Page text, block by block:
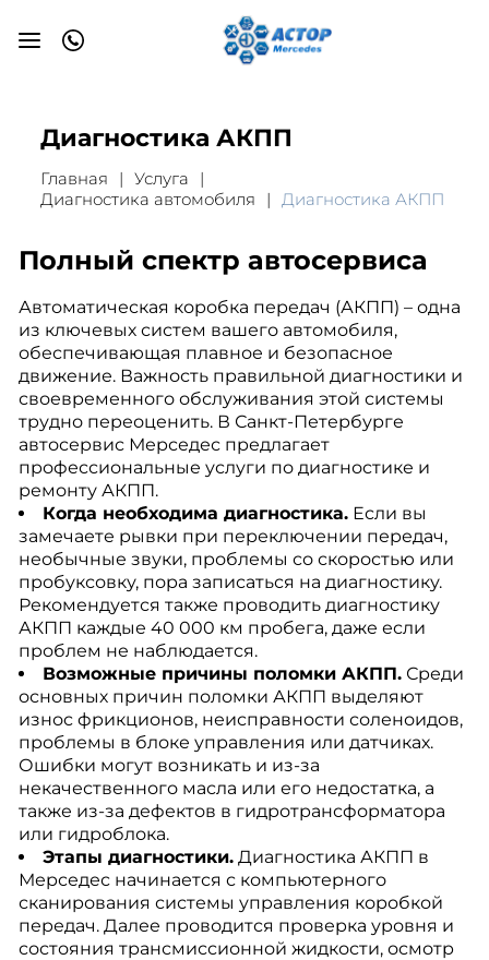
Диагностика АКПП
Главная
Услуга
Диагностика автомобиля
Диагностика АКПП
Полный спектр автосервиса
Автоматическая коробка передач (АКПП) – одна
из ключевых систем вашего автомобиля,
обеспечивающая плавное и безопасное
движение. Важность правильной диагностики и
своевременного обслуживания этой системы
трудно переоценить. В Санкт-Петербурге
автосервис Мерседес предлагает
профессиональные услуги по диагностике и
ремонту АКПП.
Когда необходима диагностика.Если вы
замечаете рывки при переключении передач,
необычные звуки, проблемы со скоростью или
пробуксовку, пора записаться на диагностику.
Рекомендуется также проводить диагностику
АКПП каждые 40 000 км пробега, даже если
проблем не наблюдается.
Возможные причины поломки АКПП.Среди
основных причин поломки АКПП выделяют
износ фрикционов, неисправности соленоидов,
проблемы в блоке управления или датчиках.
Ошибки могут возникать и из-за
некачественного масла или его недостатка, а
также из-за дефектов в гидротрансформатора
или гидроблока.
Этапы диагностики.Диагностика АКПП в
Мерседес начинается с компьютерного
сканирования системы управления коробкой
передач. Далее проводится проверка уровня и
состояния трансмиссионной жидкости, осмотр